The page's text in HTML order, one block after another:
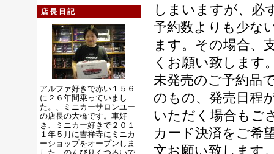
店長日記
アルファ好きで赤い１５６
に２６年間乗っていまし
た。、ミニカーサロンユー
の店長の大橋です。車好
き、ミニカー好きで２０１
１年５月に吉祥寺にミニカ
ーショップをオープンしま
しまいますが、必
予約数よりも少な
ます。その場合、
くお願い致します
未発売のご予約品
のもの、発売日程
いただく場合もご
カード決済をご希
文お願い致します